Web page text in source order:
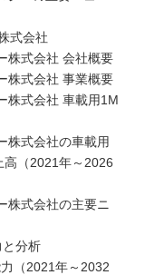
式会社
株式会社 会社概要
株式会社 事業概要
株式会社 車載用1M
株式会社の車載用
高（2021年～2026
株式会社の主要ニ
分析
（2021年～2032